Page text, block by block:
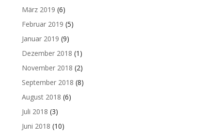
März 2019 (6)
Februar 2019 (5)
Januar 2019 (9)
Dezember 2018 (1)
November 2018 (2)
September 2018 (8)
August 2018 (6)
Juli 2018 (3)
Juni 2018 (10)